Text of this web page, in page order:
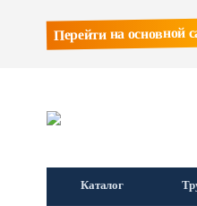
Перейти на основной
Каталог